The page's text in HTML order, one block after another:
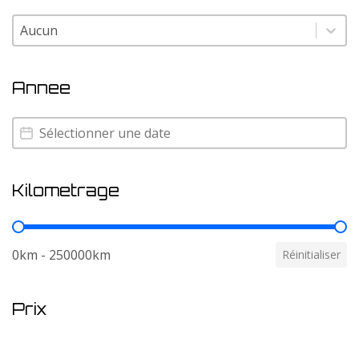
Couleur
Couleur
Annee
Annee
Annee
Kilometrage
Kilometrage
0km - 250000km Réinitialiser
Prix